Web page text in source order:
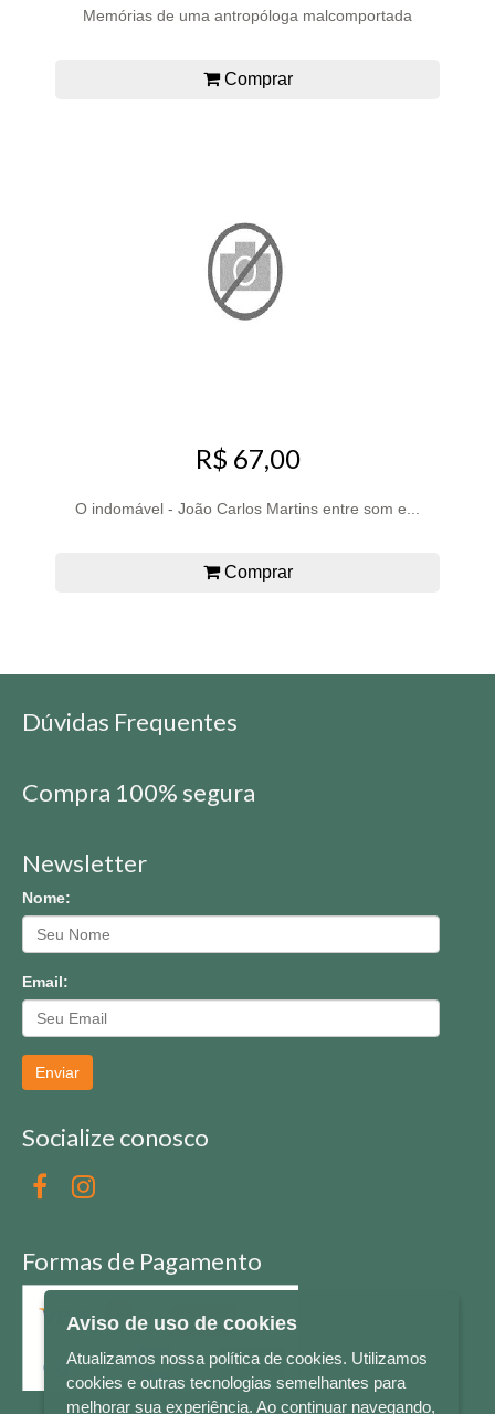
Memórias de uma antropóloga malcomportada
Comprar
R$ 67,00
O indomável - João Carlos Martins entre som e...
Comprar
Dúvidas Frequentes
Compra 100% segura
Newsletter
Nome:
Email:
Enviar
Socialize conosco
Formas de Pagamento
Aviso de uso de cookies
Atualizamos nossa política de cookies. Utilizamos
cookies e outras tecnologias semelhantes para
melhorar sua experiência. Ao continuar navegando,